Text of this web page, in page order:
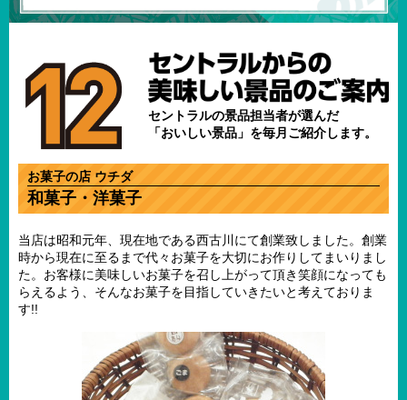
セントラルの景品担当者が選んだ
「おいしい景品」を毎月ご紹介します。
お菓子の店 ウチダ
和菓子・洋菓子
当店は昭和元年、現在地である西古川にて創業致しました。創業
時から現在に至るまで代々お菓子を大切にお作りしてまいりまし
た。お客様に美味しいお菓子を召し上がって頂き笑顔になっても
らえるよう、そんなお菓子を目指していきたいと考えておりま
す!!